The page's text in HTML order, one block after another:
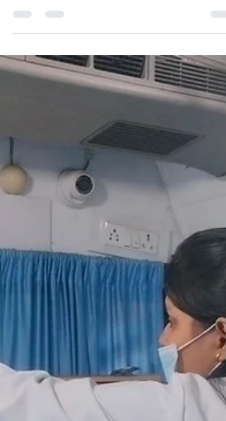
Camp at AMC School by
Deesha Group
दिशा ग्रुपच्या फिरते नेत्र चिकित्सालय द्वारा म.न.पा. उर्दू
उच्च प्राथमिक शाळा क्र.२ अलीम नगर मध्ये एकूण १८६
विद्यार्थ्यांची नेत्र तपासणी Students Receiving Eye
Care Services at Eye Checkup Camp AMC
School दिशा एज्युकेशन फाउंडेशन, अमरावती संचालित
फिरते नेत्र चिकित्सालय यांच्यातर्फे अलीम नगर
येथील म.न.पा. उर्दू उच्च प्राथमिक शाळा क्र.२ मध्ये
दिनांक १० फेब्रुवारी २०२६ रोजी विद्यार्थ्यांसाठी विशेष
नेत्र तपासणी शिबिर आयोजित करण्यात आले. या
उपक्रमांतर्गत एकूण १८६ विद्यार